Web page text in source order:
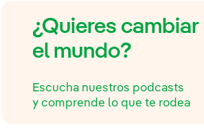
¿Quieres cambiar
el mundo?
Escucha nuestros podcasts
y comprende lo que te rodea